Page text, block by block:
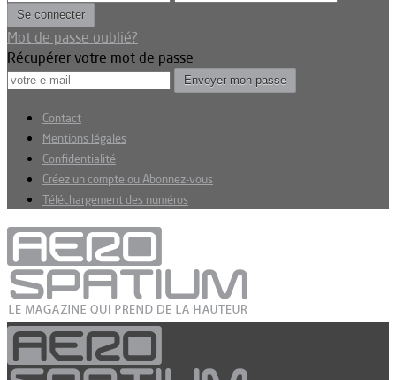
Mot de passe oublié?
Récupérer votre mot de passe
Contact
Mentions légales
Confidentialité
Créez un compte ou Abonnez-vous
Téléchargement des numéros